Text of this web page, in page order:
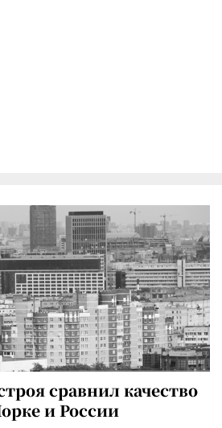
сравнил качество
и России